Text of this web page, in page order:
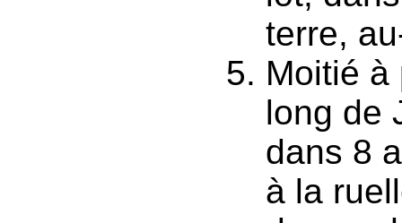
terre,
Moitié à
long de
dans 8
à la